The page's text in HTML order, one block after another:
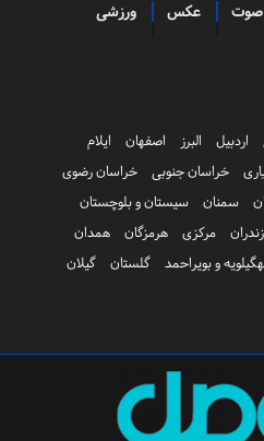
صوت عکس ورزشی
اردبیل البرز اصفهان
ایلام
خراسان جنوبی
خراسان رضوی
سمنان
سیستان و بلوچستان
مرکزی هرمزگان
همدان
و بویراحمد گلستان
گیلان